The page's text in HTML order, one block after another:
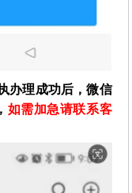
办理成功后，微信
如需加急请联系客